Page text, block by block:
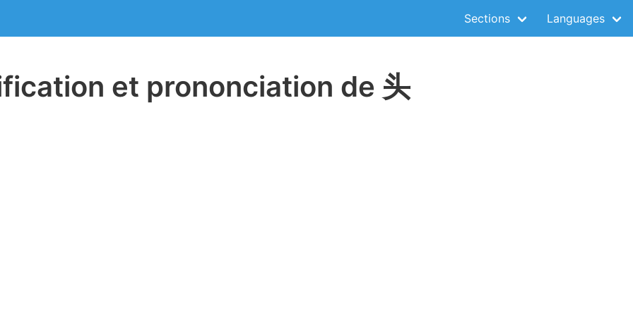
Sections Languages
et prononciation de 头